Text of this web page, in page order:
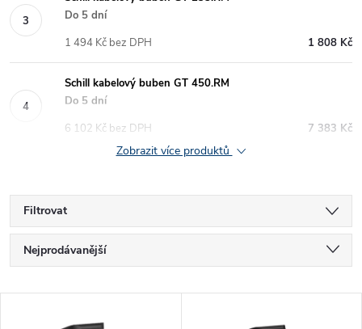
Do 5 dní
1 808 Kč
1 494 Kč bez DPH
Schill kabelový buben GT 450.RM
Do 5 dní
7 383 Kč
6 102 Kč bez DPH
Zobrazit více produktů
Filtrovat
Ř
a
Nejprodávanější